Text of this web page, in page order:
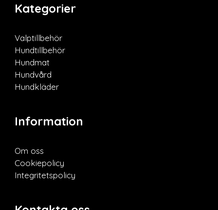
Kategorier
Valptillbehör
Hundtillbehör
Hundmat
Hundvård
Hundkläder
Information
Om oss
Cookiepolicy
Integritetspolicy